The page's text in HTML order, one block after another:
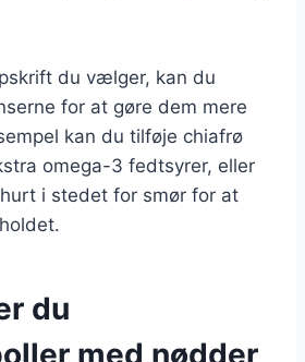
du vælger, kan du
for at gøre dem mere
kan du tilføje chiafrø
omega-3 fedtsyrer, eller
i stedet for smør for at
du
med nødder